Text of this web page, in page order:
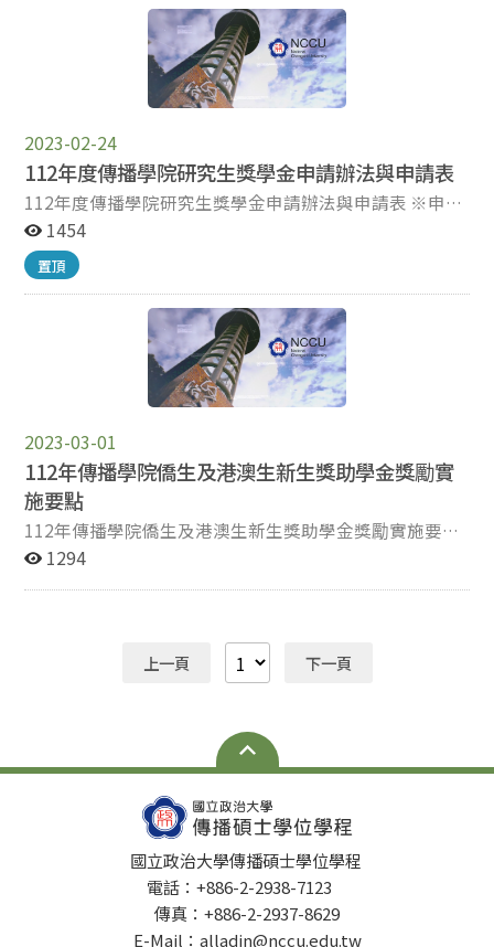
2023-02-24
112年度傳播學院研究生獎學金申請辦法與申請表
112年度傳播學院研究生獎學金申請辦法與申請表 ※申請
說明：本獎學金為一學年受理一次，每學年下學期公告受
理。 一、申請資料：將下列應備書面文件各乙份（簡單以
訂書針裝訂且依序排列）交至研究部。逾期或資料不齊
者，恕不受理。 （一） 申請表。 （二） 前一學期成績單
正本，未附者不予計分。 （三） 學術表現及參與院系活
動之佐證資料，未附者不予計分。 二、紙本收件時間：即
日起至112年6月1日（星期四），收件地點：傳播學院一
樓研究部310108室。 三、獎學金名額與金額：由審查委
究部劉正華助教，電話：02-29387123；電子信箱：
alladin@nccu.edu.tw 連結網址：
https://reurl.cc/rZzeoZ
1454
置頂
2023-03-01
112年傳播學院僑生及港澳生新生獎助學金獎勵實
施要點
112年傳播學院僑生及港澳生新生獎助學金獎勵實施要點
請參考附檔
1294
上一頁 下一頁
國立政治大學傳播碩士學位學程
電話：+886-2-2938-7123
傳真：+886-2-2937-8629
E-Mail：alladin@nccu.edu.tw